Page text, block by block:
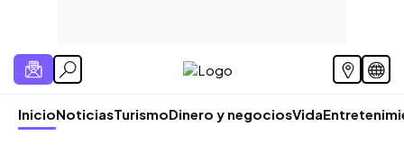
InicioNoticiasTurismoDinero y negociosVida